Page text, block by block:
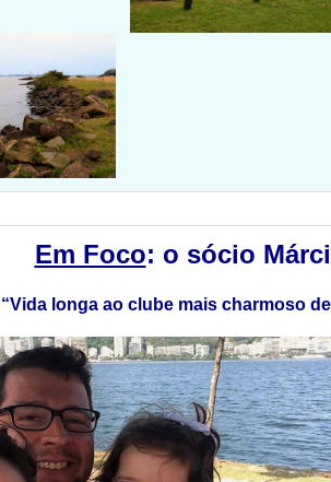
Em Foco: o sócio
“Vida longa ao clube mais charmoso